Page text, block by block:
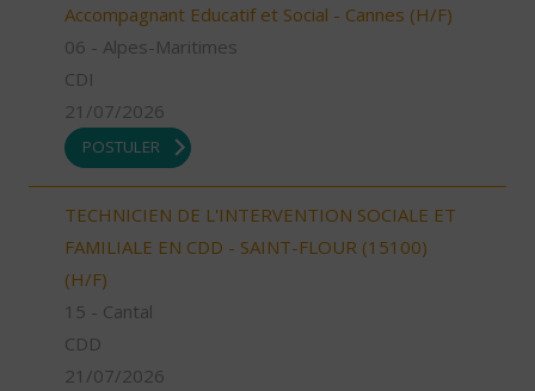
Accompagnant Educatif et Social - Cannes (H/F)
06 - Alpes-Maritimes
CDI
21/07/2026
POSTULER
TECHNICIEN DE L'INTERVENTION SOCIALE ET
FAMILIALE EN CDD - SAINT-FLOUR (15100)
(H/F)
15 - Cantal
CDD
21/07/2026